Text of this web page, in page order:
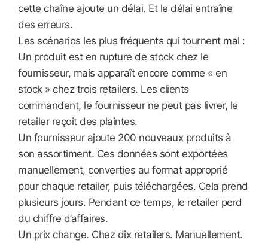
cette chaîne ajoute un délai. Et le délai entraîne
des erreurs.
Les scénarios les plus fréquents qui tournent mal :
Un produit est en rupture de stock chez le
fournisseur, mais apparaît encore comme « en
stock » chez trois retailers. Les clients
commandent, le fournisseur ne peut pas livrer, le
retailer reçoit des plaintes.
Un fournisseur ajoute 200 nouveaux produits à
son assortiment. Ces données sont exportées
manuellement, converties au format approprié
pour chaque retailer, puis téléchargées. Cela prend
plusieurs jours. Pendant ce temps, le retailer perd
du chiffre d’affaires.
Un prix change. Chez dix retailers. Manuellement.